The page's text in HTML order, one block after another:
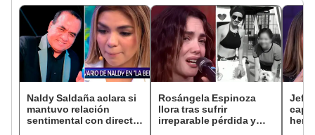
Naldy Saldaña aclara si
mantuvo relación
sentimental con director
Rosángela Espinoza
llora tras sufrir
irreparable pérdida y